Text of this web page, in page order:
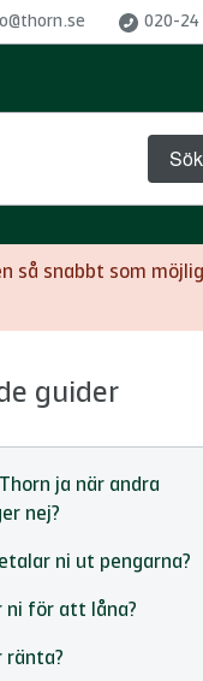
Sök
020-24
så snabbt som
guider
ja när andra
nej?
ni ut pengarna?
ni för att låna?
ränta?